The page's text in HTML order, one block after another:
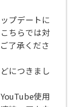
プデートに
ちらでは対
了承くださ
につきまし
使用